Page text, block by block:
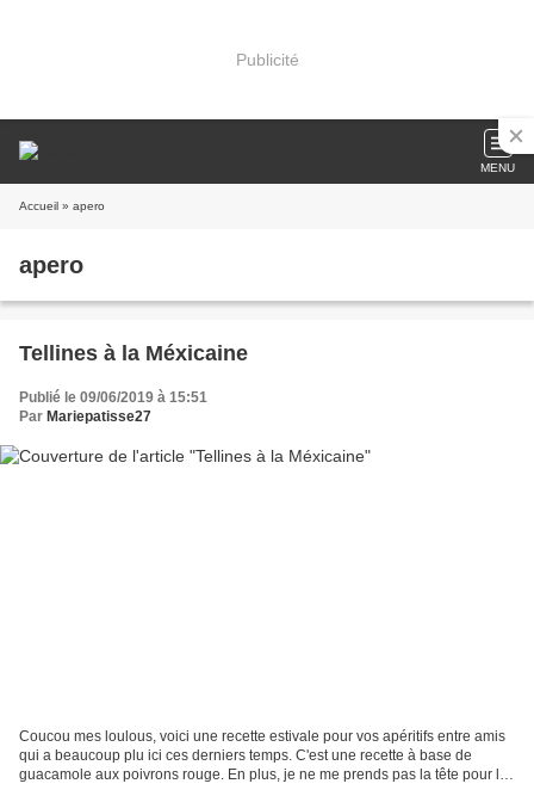
Publicité
MENU
Accueil » apero
apero
Tellines à la Méxicaine
Publié le 09/06/2019 à 15:51
Par Mariepatisse27
Coucou mes loulous, voici une recette estivale pour vos apéritifs entre amis
qui a beaucoup plu ici ces derniers temps. C'est une recette à base de
guacamole aux poivrons rouge. En plus, je ne me prends pas la tête pour les